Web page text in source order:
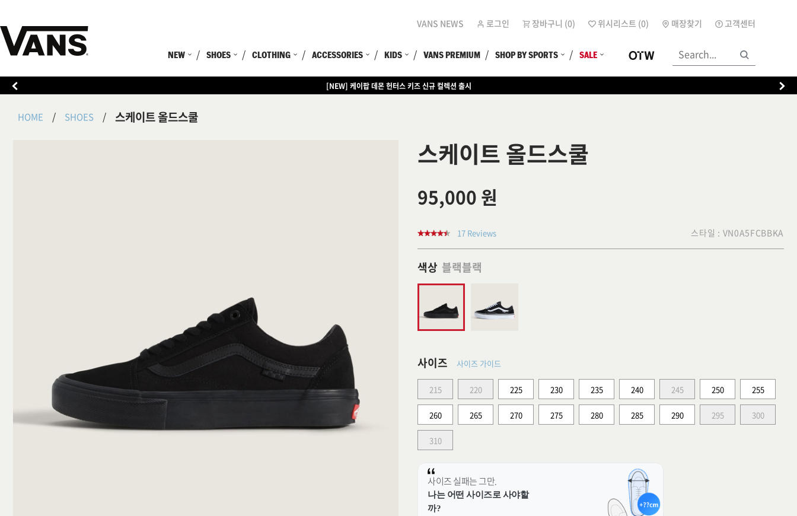
VANS NEWS 로그인 장바구니 (0) 위시리스트 (0) 매장찾기 고객센터
NEW SHOES CLOTHING ACCESSORIES KIDS VANS PREMIUM SHOP BY SPORTS SALE
[EVENT] 어센틱 구매 시 코르티스 포켓카드 선착순 증정
HOME SHOES 스케이트 올드스쿨
스케이트 올드스쿨
95,000 원
17 Reviews 스타일 : VN0A5FCBBKA
색상 블랙블랙
사이즈 사이즈 가이드
215 220 225 230 235 240 245 250 255
260 265 270 275 280 285 290 295 300
310
사이즈 실패는 그만.
나는 어떤 사이즈로 사야할
까?